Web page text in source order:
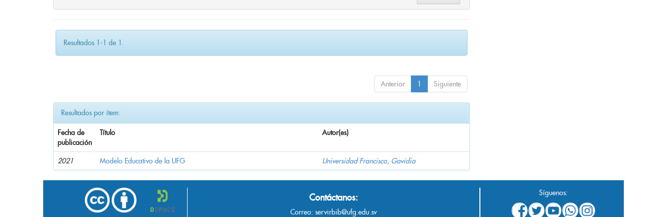
Resultados 1-1 de 1.
Anterior 1 Siguiente
Resultados por ítem:
Fecha de
publicación
Título Autor(es)
2021 Modelo Educativo de la UFG Universidad Francisco, Gavidia
Contáctanos:
Correo: servirbib@ufg.edu.sv
Síguenos: